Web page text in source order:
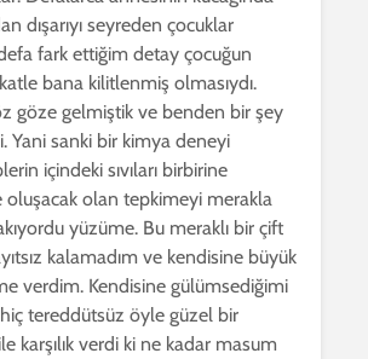
dışarıyı seyreden çocuklar
fark ettiğim detay çocuğun
bana kilitlenmiş olmasıydı.
göze gelmiştik ve benden bir şey
Yani sanki bir kimya deneyi
içindeki sıvıları birbirine
oluşacak olan tepkimeyi merakla
yüzüme. Bu meraklı bir çift
kalamadım ve kendisine büyük
verdim. Kendisine gülümsediğimi
tereddütsüz öyle güzel bir
karşılık verdi ki ne kadar masum